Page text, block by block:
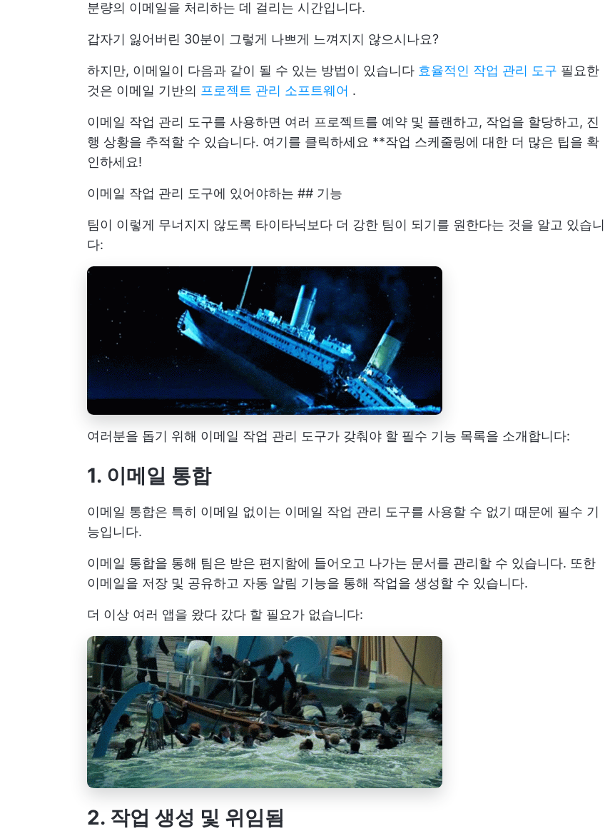
분량의 이메일을 처리하는 데 걸리는 시간입니다.
갑자기 잃어버린 30분이 그렇게 나쁘게 느껴지지 않으시나요?
하지만, 이메일이 다음과 같이 될 수 있는 방법이 있습니다 효율적인 작업 관리 도구 필요한
것은 이메일 기반의 프로젝트 관리 소프트웨어 .
이메일 작업 관리 도구를 사용하면 여러 프로젝트를 예약 및 플랜하고, 작업을 할당하고, 진
행 상황을 추적할 수 있습니다. 여기를 클릭하세요 **작업 스케줄링에 대한 더 많은 팁을 확
인하세요!
이메일 작업 관리 도구에 있어야하는 ## 기능
팀이 이렇게 무너지지 않도록 타이타닉보다 더 강한 팀이 되기를 원한다는 것을 알고 있습니
다:
여러분을 돕기 위해 이메일 작업 관리 도구가 갖춰야 할 필수 기능 목록을 소개합니다:
1. 이메일 통합
이메일 통합은 특히 이메일 없이는 이메일 작업 관리 도구를 사용할 수 없기 때문에 필수 기
능입니다.
이메일 통합을 통해 팀은 받은 편지함에 들어오고 나가는 문서를 관리할 수 있습니다. 또한
이메일을 저장 및 공유하고 자동 알림 기능을 통해 작업을 생성할 수 있습니다.
더 이상 여러 앱을 왔다 갔다 할 필요가 없습니다:
2. 작업 생성 및 위임됨